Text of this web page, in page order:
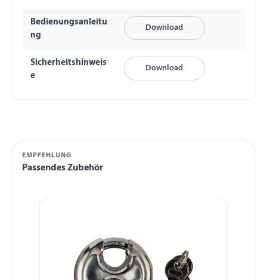
Bedienungsanleitu
ng
Download
Sicherheitshinweis
e
Download
EMPFEHLUNG
Passendes Zubehör